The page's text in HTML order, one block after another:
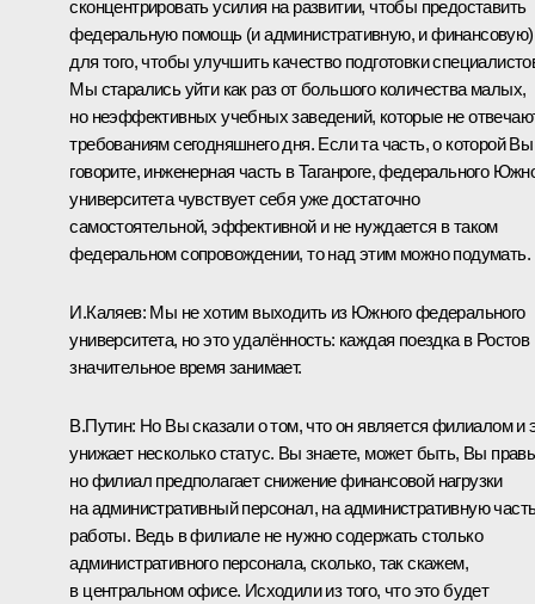
сконцентрировать усилия на развитии, чтобы предоставить
федеральную помощь (и административную, и финансовую)
для того, чтобы улучшить качество подготовки
Мы старались уйти как раз от большого количества малых,
но неэффективных учебных заведений, которые не
требованиям сегодняшнего дня. Если та часть, о которой Вы
говорите, инженерная часть в Таганроге, федерального
университета чувствует себя уже достаточно
самостоятельной, эффективной и не нуждается в таком
федеральном сопровождении, то над этим можно подумать.
И.Каляев: Мы не хотим выходить из Южного федерального
университета, но это удалённость: каждая поездка в Ростов
значительное время занимает.
В.Путин: Но Вы сказали о том, что он является филиалом и
унижает несколько статус. Вы знаете, может быть, Вы
но филиал предполагает снижение финансовой нагрузки
на административный персонал, на административную
работы. Ведь в филиале не нужно содержать столько
административного персонала, сколько, так скажем,
в центральном офисе. Исходили из того, что это будет